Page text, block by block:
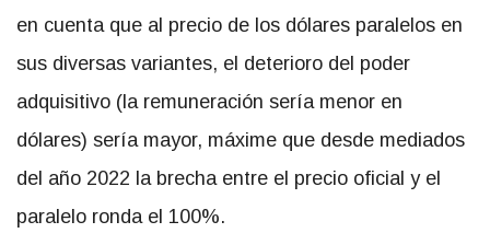
en cuenta que al precio de los dólares paralelos en
sus diversas variantes, el deterioro del poder
adquisitivo (la remuneración sería menor en
dólares) sería mayor, máxime que desde mediados
del año 2022 la brecha entre el precio oficial y el
paralelo ronda el 100%.